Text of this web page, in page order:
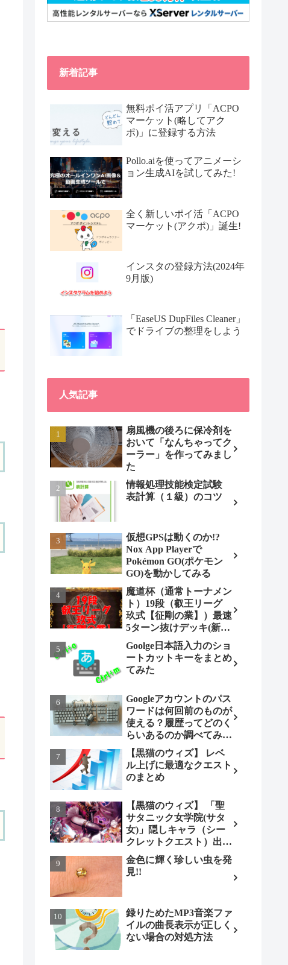
新着記事
無料ポイ活アプリ「ACPO
マーケット(略してアク
ポ)」に登録する方法
Pollo.aiを使ってアニメーシ
ョン生成AIを試してみた!
全く新しいポイ活「ACPO
マーケット(アクポ)」誕生!
インスタの登録方法(2024年
9月版)
「EaseUS DupFiles Cleaner」
でドライブの整理をしよう
人気記事
扇風機の後ろに保冷剤を
おいて「なんちゃってク
ーラー」を作ってみまし
た
情報処理技能検定試験
表計算（１級）のコツ
仮想GPSは動くのか!?
Nox App Playerで
Pokémon GO(ポケモン
GO)を動かしてみる
魔道杯（通常トーナメン
ト）19段（叡王リーグ
玖式【征剛の業】）最速
5ターン抜けデッキ(新パ
ターン)!
Goolge日本語入力のショ
ートカットキーをまとめ
てみた
Googleアカウントのパス
ワードは何回前のものが
使える？履歴ってどのく
らいあるのか調べてみま
した。
【黒猫のウィズ】 レベ
ル上げに最適なクエスト
のまとめ
【黒猫のウィズ】 「聖
サタニック女学院(サタ
女)」隠しキャラ（シー
クレットクエスト）出現
条件とは（ノーマル編）
金色に輝く珍しい虫を発
見!!
録りためたMP3音楽ファ
イルの曲長表示が正しく
ない場合の対処方法